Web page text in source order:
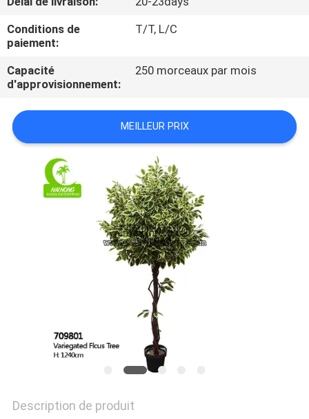
CONTRÔLE
QUALITÉ
CONTACTEZ-
NOUVELLES
Conditions de
paiement:
T/T, L/C
Capacité
d'approvisionnement:
250 morceaux par mois
MEILLEUR PRIX
Description de produit